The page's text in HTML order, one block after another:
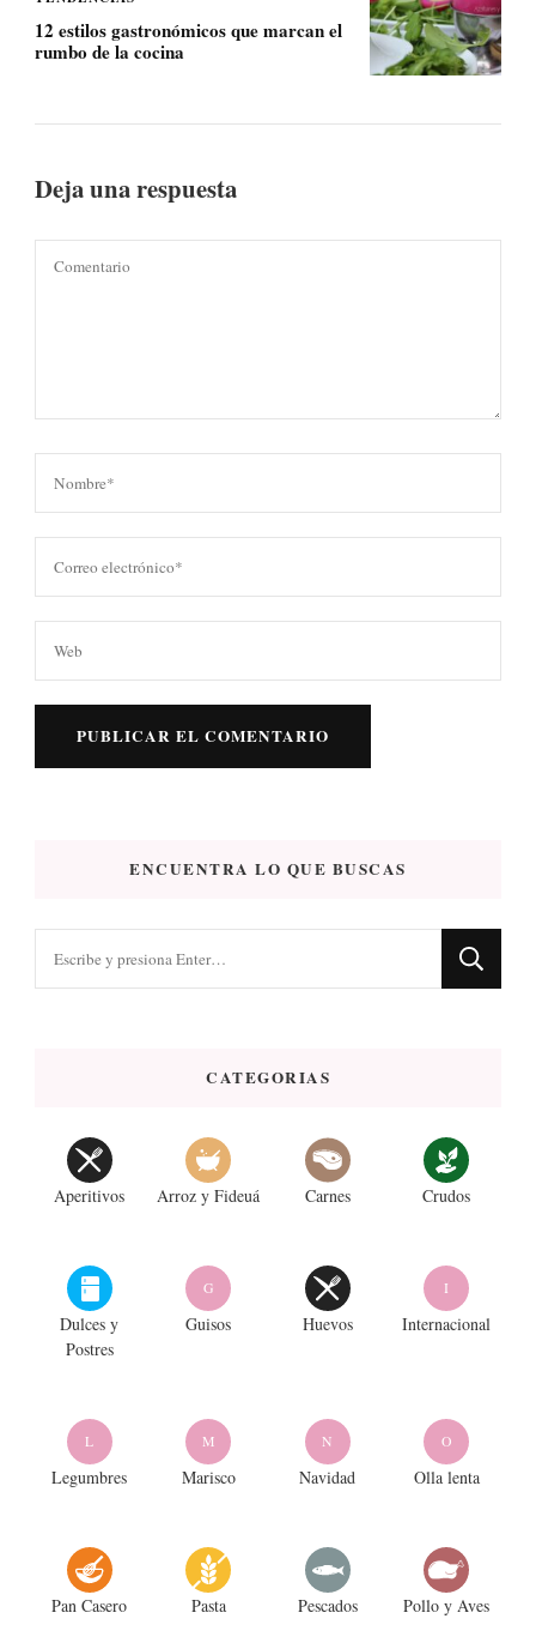
12 estilos gastronómicos que marcan el
rumbo de la cocina
Deja una respuesta
ENCUENTRA LO QUE BUSCAS
CATEGORIAS
Aperitivos Arroz y Fideuá Carnes Crudos
Dulces y
Postres
G
Guisos Huevos
I
Internacional
L
Legumbres
M
Marisco
N
Navidad
O
Olla lenta
Pan Casero Pasta Pescados Pollo y Aves